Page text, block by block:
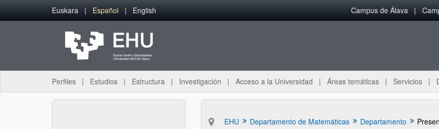
Saltar al contenido principal
Euskara Español English Campus de Álava
Perfiles Estudios Estructura Investigación Acceso a la Universidad Áreas temáticas Servicios
EHU Departamento de Matemáticas Departamento